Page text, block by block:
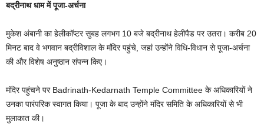
बद्रीनाथ धाम में पूजा-अर्चना
मुकेश अंबानी का हेलीकॉप्टर सुबह लगभग 10 बजे बद्रीनाथ हेलीपैड पर उतरा। करीब 20
मिनट बाद वे भगवान बद्रीविशाल के मंदिर पहुंचे, जहां उन्होंने विधि-विधान से पूजा-अर्चना
की और विशेष अनुष्ठान संपन्न किए।
मंदिर पहुंचने पर Badrinath-Kedarnath Temple Committee के अधिकारियों ने
उनका पारंपरिक स्वागत किया। पूजा के बाद उन्होंने मंदिर समिति के अधिकारियों से भी
मुलाकात की।